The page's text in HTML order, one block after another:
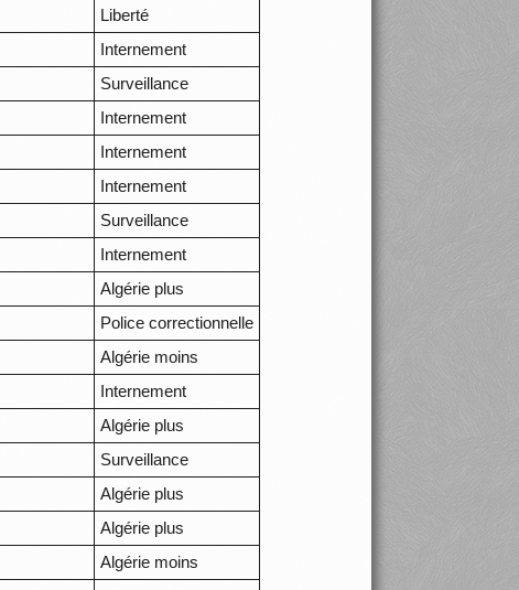
Liberté
Internement
Surveillance
Internement
Internement
Internement
Surveillance
Internement
Algérie plus
Police correctionnelle
Algérie moins
Internement
Algérie plus
Surveillance
Algérie plus
Algérie plus
Algérie moins